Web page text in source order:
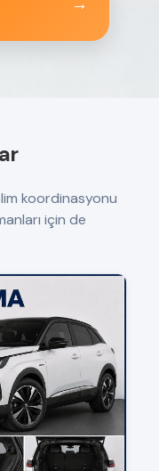
koordinasyonu
için de